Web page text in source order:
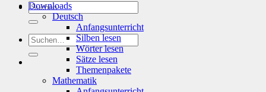
Suchen
nach:
Suchen
nach:
Downloads
Deutsch
Anfangsunterricht
Silben lesen
Wörter lesen
Sätze lesen
Themenpakete
Mathematik